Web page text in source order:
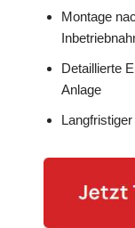
Montage
Detaillierte
Anlage